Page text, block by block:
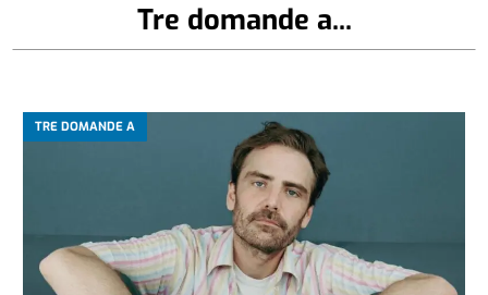
Tre domande a...
TRE DOMANDE A